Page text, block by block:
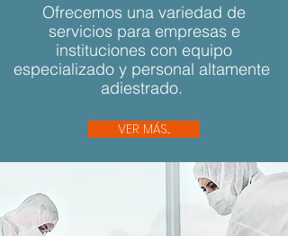
Ofrecemos una variedad de
servicios para empresas e
instituciones con equipo
especializado y personal altamente
adiestrado.
VER MÁS...